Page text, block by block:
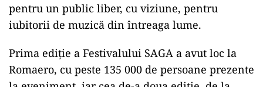
pentru un public liber, cu viziune, pentru
iubitorii de muzică din întreaga lume.
Prima ediție a Festivalului SAGA a avut loc la
Romaero, cu peste 135 000 de persoane prezente